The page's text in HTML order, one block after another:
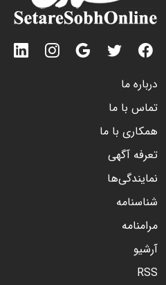
درباره ما
تماس با ما
همکاری با ما
تعرفه آگهی
نمایندگی‌ها
شناسنامه
مرامنامه
آرشیو
RSS